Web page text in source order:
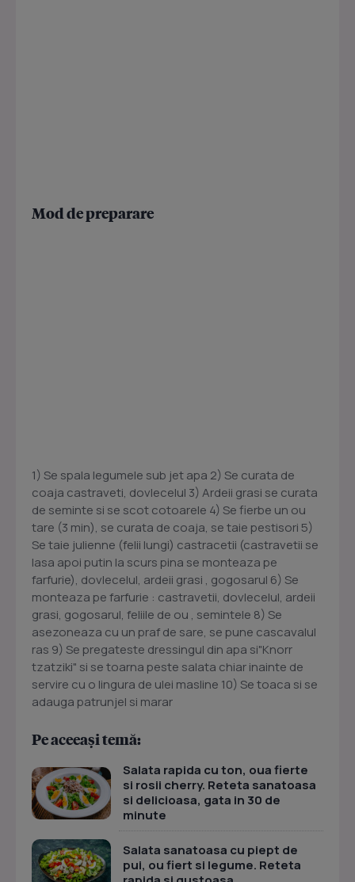
Mod de preparare
1) Se spala legumele sub jet apa 2) Se curata de
coaja castraveti, dovlecelul 3) Ardeii grasi se curata
de seminte si se scot cotoarele 4) Se fierbe un ou
tare (3 min), se curata de coaja, se taie pestisori 5)
Se taie julienne (felii lungi) castracetii (castravetii se
lasa apoi putin la scurs pina se monteaza pe
farfurie), dovlecelul, ardeii grasi , gogosarul 6) Se
monteaza pe farfurie : castravetii, dovlecelul, ardeii
grasi, gogosarul, feliile de ou , semintele 8) Se
asezoneaza cu un praf de sare, se pune cascavalul
ras 9) Se pregateste dressingul din apa si"Knorr
tzatziki" si se toarna peste salata chiar inainte de
servire cu o lingura de ulei masline 10) Se toaca si se
adauga patrunjel si marar
Pe aceeași temă:
Salata rapida cu ton, oua fierte
si rosii cherry. Reteta sanatoasa
si delicioasa, gata in 30 de
minute
Salata sanatoasa cu piept de
pui, ou fiert si legume. Reteta